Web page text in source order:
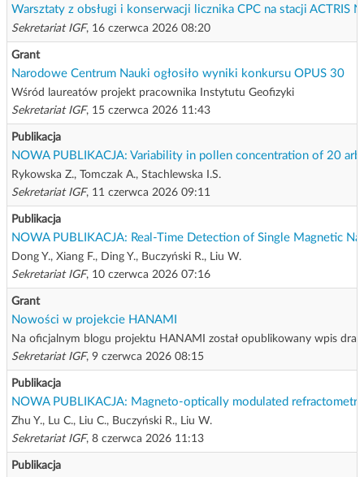
Warsztaty z obsługi i konserwacji licznika CPC na stacji
Sekretariat IGF, 16 czerwca 2026 08:20
Grant
Narodowe Centrum Nauki ogłosiło wyniki konkursu OPUS 30
Wśród laureatów projekt pracownika Instytutu Geofizyki
Sekretariat IGF, 15 czerwca 2026 11:43
Publikacja
NOWA PUBLIKACJA: Variability in pollen concentration of 20
Rykowska Z., Tomczak A., Stachlewska I.S.
Sekretariat IGF, 11 czerwca 2026 09:11
Publikacja
NOWA PUBLIKACJA: Real-Time Detection of Single Magnetic
Dong Y., Xiang F., Ding Y., Buczyński R., Liu W.
Sekretariat IGF, 10 czerwca 2026 07:16
Grant
Nowości w projekcie HANAMI
Na oficjalnym blogu projektu HANAMI został opublikowany wpis dra
Sekretariat IGF, 9 czerwca 2026 08:15
Publikacja
NOWA PUBLIKACJA: Magneto-optically modulated
Zhu Y., Lu C., Liu C., Buczyński R., Liu W.
Sekretariat IGF, 8 czerwca 2026 11:13
Publikacja